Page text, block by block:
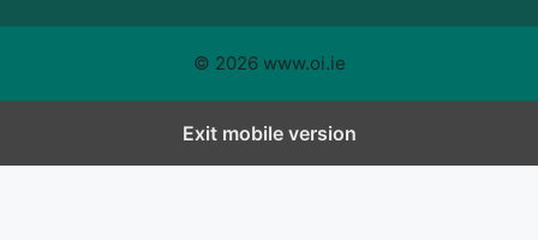
© 2026 www.oi.ie
Exit mobile version